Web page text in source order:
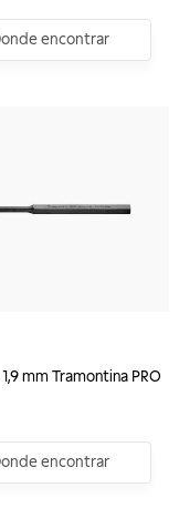
encontrar
mm Tramontina PRO
encontrar